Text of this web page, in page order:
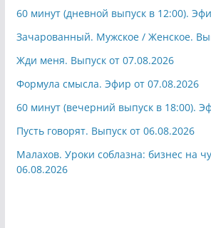
60 минут (дневной выпуск в 12:00).
Зачарованный. Мужское / Женское.
Жди меня. Выпуск от 07.08.2026
Формула смысла. Эфир от 07.08.2026
60 минут (вечерний выпуск в 18:00).
Пусть говорят. Выпуск от 06.08.2026
Малахов. Уроки соблазна: бизнес на
06.08.2026